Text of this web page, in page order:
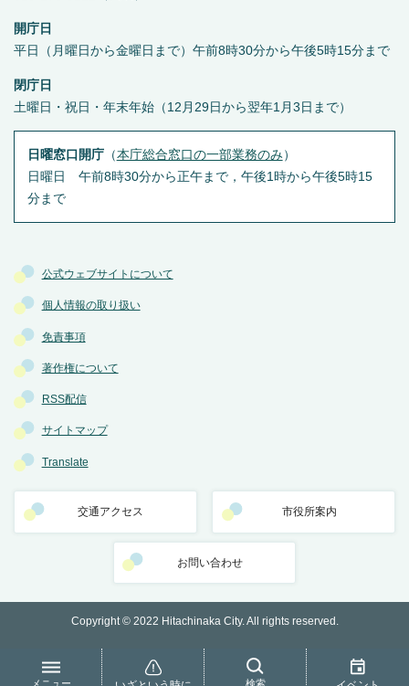
メニュー 検索
公式ウェブサイトについて
個人情報の取り扱い
免責事項
著作権について
RSS配信
サイトマップ
Translate
交通アクセス 市役所案内
お問い合わせ
開庁日
平日（月曜日から金曜日まで）午前8時30分から午後5時15分まで
閉庁日
土曜日・祝日・年末年始（12月29日から翌年1月3日まで）
日曜窓口開庁（本庁総合窓口の一部業務のみ ）
日曜日 午前8時30分から正午まで，午後1時から午後5時15
分まで
Copyright © 2022 Hitachinaka City. All rights reserved.